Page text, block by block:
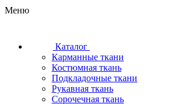
Меню
Каталог
Карманные ткани
Костюмная ткань
Подкладочные ткани
Рукавная ткань
Сорочечная ткань